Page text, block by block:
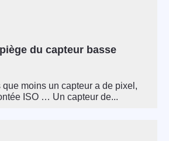
du capteur basse
moins un capteur a de pixel,
ISO … Un capteur de...